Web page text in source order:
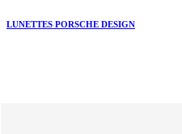
LUNETTES PORSCHE DESIGN